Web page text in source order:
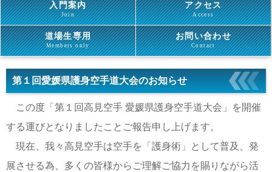
入門案内
Join
アクセス
Access
道場生専用
Members only
お問い合わせ
Contact
第１回愛媛県護身空手道大会のお知らせ
この度「第１回高見空手 愛媛県護身空手道大会」を開催
する運びとなりましたことご報告申し上げます。
現在、我々高見空手は空手を「護身術」として普及、発
展させる為、多くの皆様からご理解ご協力を賜りながら活